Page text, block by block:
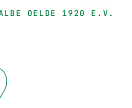
OELDE 1920 E.V.